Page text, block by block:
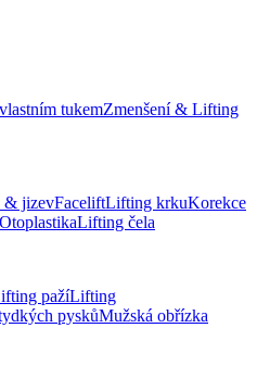
tukemZmenšení & Lifting
& jizevFaceliftLifting krkuKorekce
OtoplastikaLifting čela
pažíLifting
pyskůMužská obřízka